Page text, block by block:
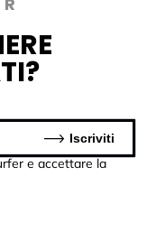
e accettare la
Iscriviti